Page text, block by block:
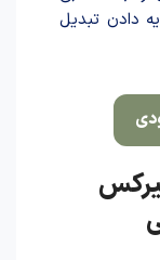
دادن تبدیل